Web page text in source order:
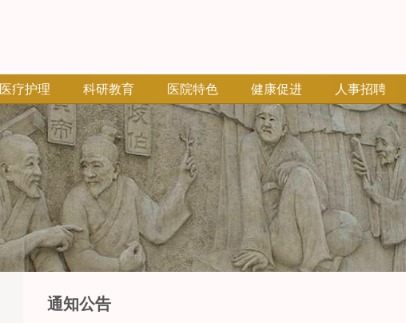
医疗护理 科研教育 医院特色 健康促进 人事招聘
通知公告